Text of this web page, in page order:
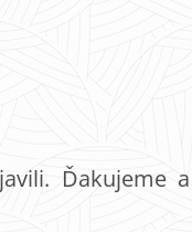
Ďakujeme a